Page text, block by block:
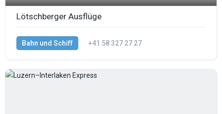
Lötschberger Ausflüge
Bahn und Schiff +41 58 327 27 27